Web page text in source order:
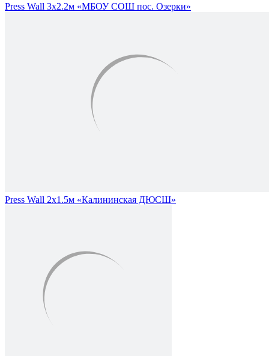
Press Wall 3х2.2м «МБОУ СОШ пос. Озерки»
Press Wall 2х1.5м «Калининская ДЮСШ»